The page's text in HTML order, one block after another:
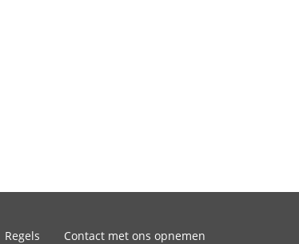
Regels Contact met ons opnemen